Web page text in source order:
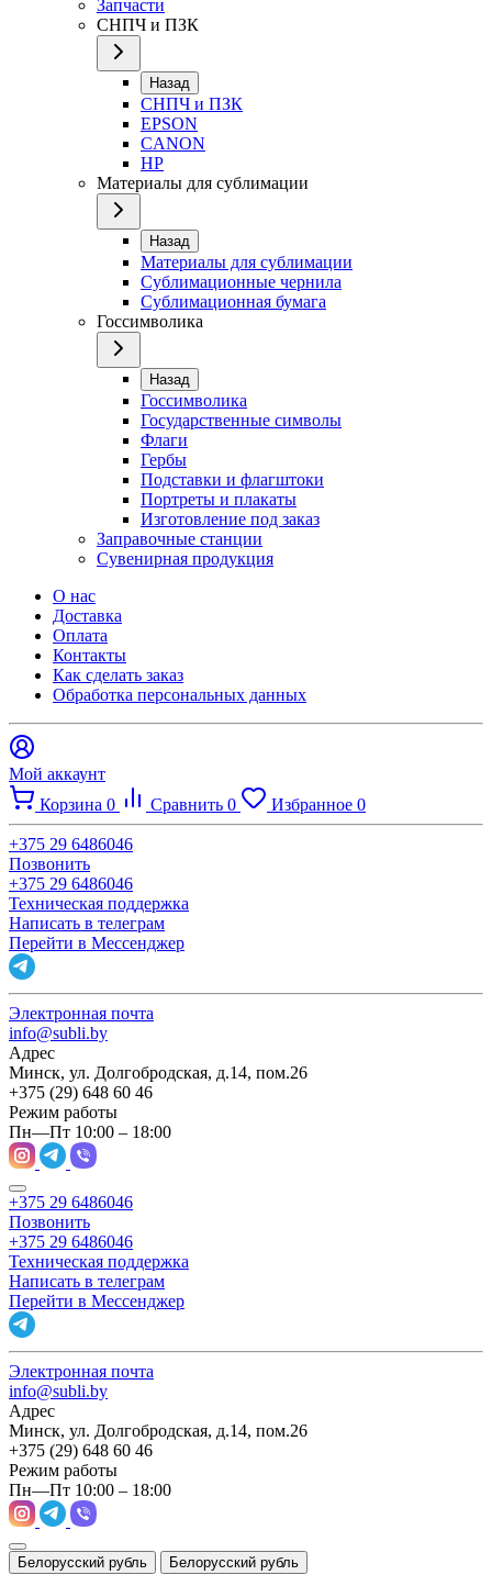
Запчасти
СНПЧ и ПЗК
Назад
СНПЧ и ПЗК
EPSON
CANON
HP
Материалы для сублимации
Назад
Материалы для сублимации
Сублимационные чернила
Сублимационная бумага
Госсимволика
Назад
Госсимволика
Государственные символы
Флаги
Гербы
Подставки и флагштоки
Портреты и плакаты
Изготовление под заказ
Заправочные станции
Сувенирная продукция
О нас
Доставка
Оплата
Контакты
Как сделать заказ
Обработка персональных данных
Мой аккаунт
Корзина 0 Сравнить 0 Избранное 0
+375 29 6486046
Позвонить
+375 29 6486046
Техническая поддержка
Написать в телеграм
Перейти в Мессенджер
Электронная почта
info@subli.by
Адрес
Минск, ул. Долгобродская, д.14, пом.26
+375 (29) 648 60 46
Режим работы
Пн—Пт 10:00 – 18:00
+375 29 6486046
Позвонить
+375 29 6486046
Техническая поддержка
Написать в телеграм
Перейти в Мессенджер
Электронная почта
info@subli.by
Адрес
Минск, ул. Долгобродская, д.14, пом.26
+375 (29) 648 60 46
Режим работы
Пн—Пт 10:00 – 18:00
Белорусский рубль Белорусский рубль